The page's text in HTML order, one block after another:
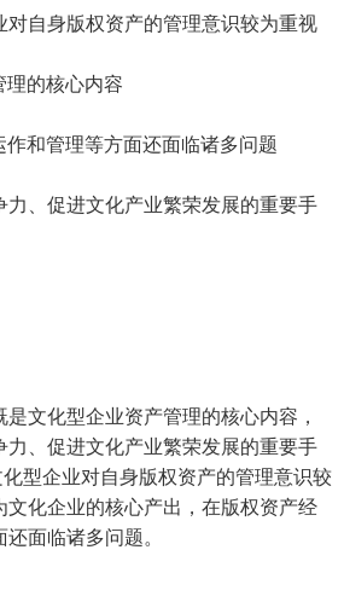
对自身版权资产的管理意识较为重视
理的核心内容
和管理等方面还面临诸多问题
力、促进文化产业繁荣发展的重要手
文化型企业资产管理的核心内容，
力、促进文化产业繁荣发展的重要手
型企业对自身版权资产的管理意识较
文化企业的核心产出，在版权资产经
面临诸多问题。